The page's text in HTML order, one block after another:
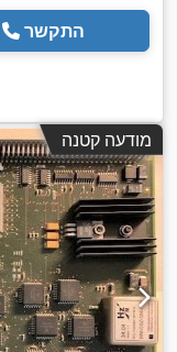
התקשר
מודעה קטנה